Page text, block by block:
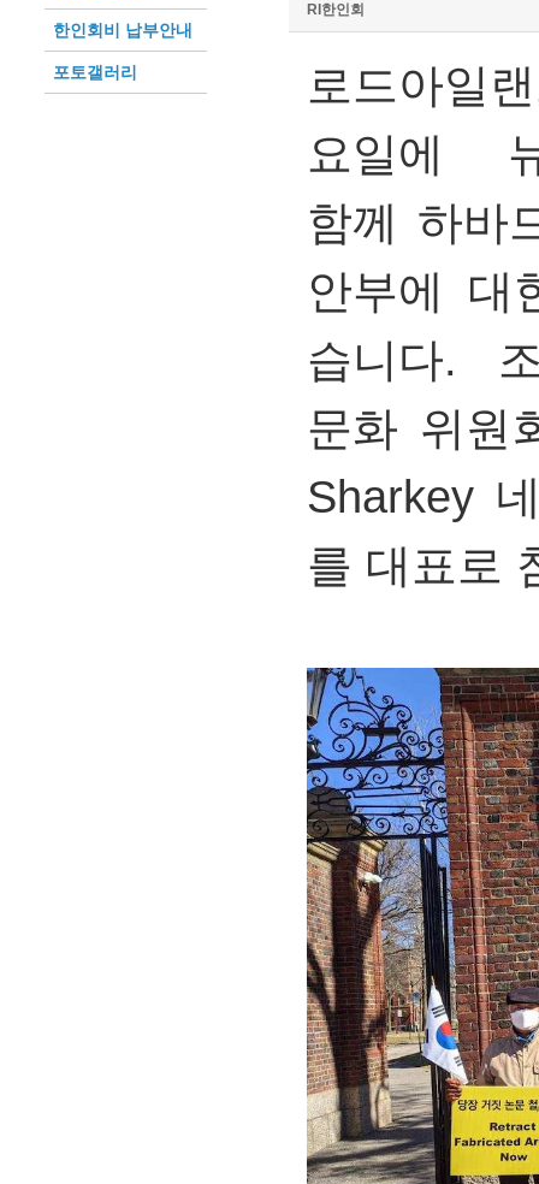
한인회비 납부안내
포토갤러리
RI한인회
로드아일
요일에
함께 하바
안부에 대
습니다.
문화 위원
Sharkey
를 대표로